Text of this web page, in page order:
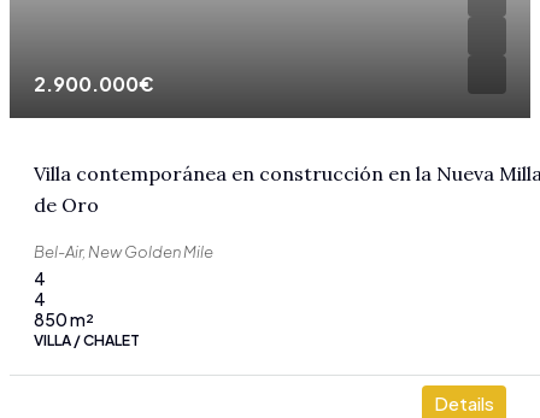
2.900.000€
Villa contemporánea en construcción en la Nueva
de Oro
Bel-Air, New Golden Mile
4
4
850m²
VILLA / CHALET
Details